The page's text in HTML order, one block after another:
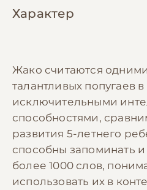
Характер
Жако считаются
талантливых попугаев
исключительными
способностями,
развития 5-летнего
способны запоминать
более 1000 слов,
использовать их в